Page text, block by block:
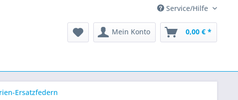
Service/Hilfe
Mein Konto 0,00 € *
Ersatzfedern